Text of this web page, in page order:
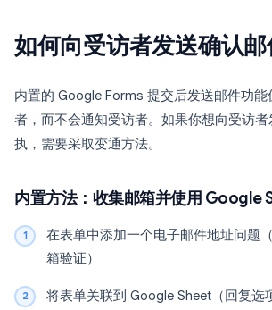
如何向受访者发送确认
内置的 Google Forms 提交后发送邮件功
者，而不会通知受访者。如果你想向受访者
执，需要采取变通方法。
内置方法：收集邮箱并使用 Google
在表单中添加一个电子邮件地址问题
箱验证）
将表单关联到 Google Sheet（回复选